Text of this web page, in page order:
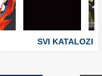
SVI KATALOZI